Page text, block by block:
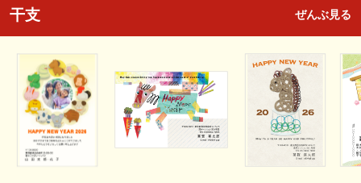
干支 ぜんぶ見る